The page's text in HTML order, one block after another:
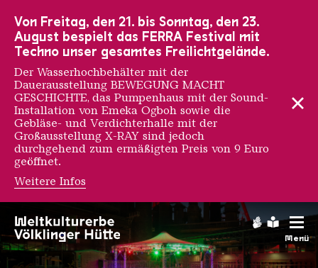
Menü
Saarländischen
Von Freitag, den 21. bis Sonntag, den 23.
August bespielt das FERRA Festival mit
Techno unser gesamtes Freilichtgelände.
Der Wasserhochbehälter mit der
Dauerausstellung BEWEGUNG MACHT
GESCHICHTE, das Pumpenhaus mit der Sound-
Installation von Emeka Ogboh sowie die
Gebläse- und Verdichterhalle mit der
Großausstellung X-RAY sind jedoch
durchgehend zum ermäßigten Preis von 9 Euro
geöffnet.
Weitere Infos